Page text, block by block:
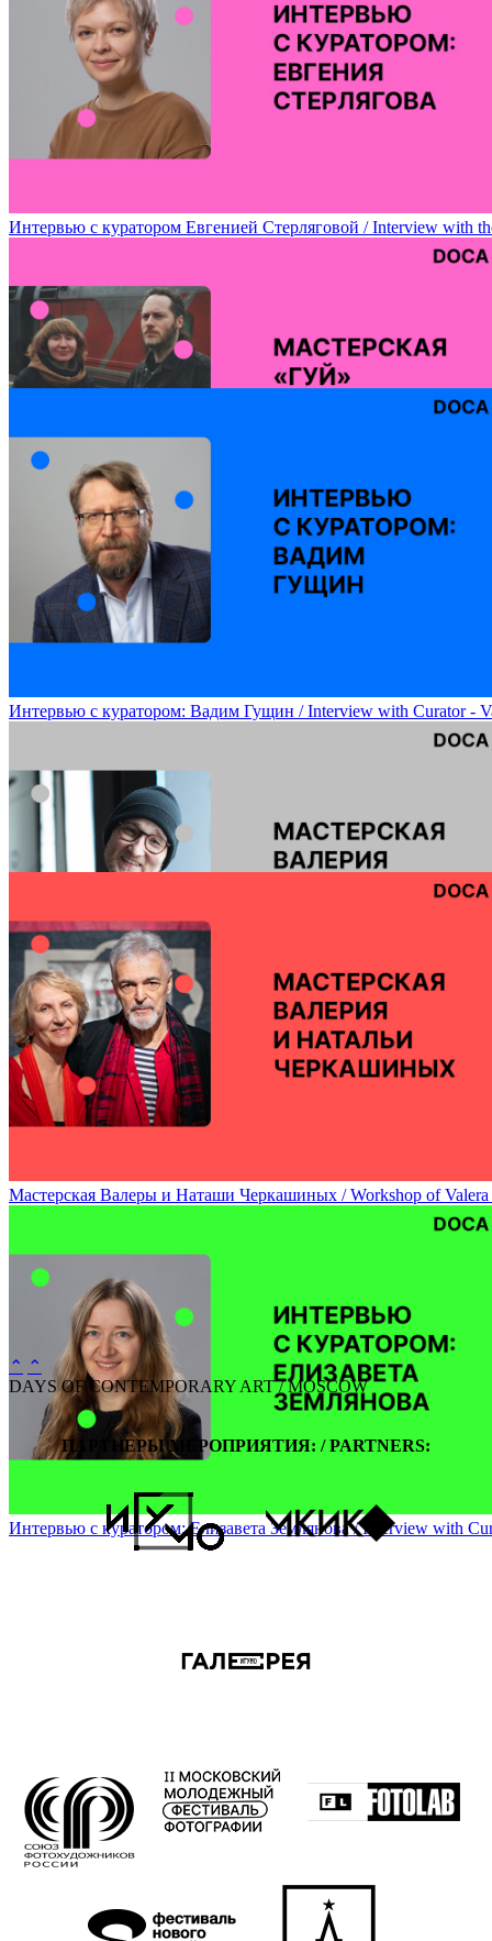
Лаборатория творческого эксперимента Марии Алигожиной /
Интервью с куратором Евгенией Стерляговой / Interview with
Мастерская Егора Ефремова и Марии Плаксиной
Интервью с куратором: Вадим Гущин / Interview with Curator -
Мастерская Валерия Чтака / Workshop of Valery Chtak
Мастерская Валеры и Наташи Черкашиных / Workshop of Valera
Интервью с куратором: Елизавета Землянова / Interview with
⌃ ⌃
DAYS OF CONTEMPORARY ART / MOSCOW
ПАРТНЕРЫ МЕРОПРИЯТИЯ: / PARTNERS: